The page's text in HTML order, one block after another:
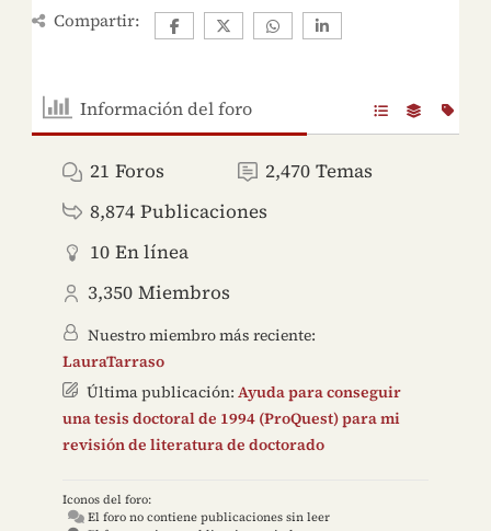
Compartir:
Información del foro
21 Foros 2,470 Temas
8,874 Publicaciones
10 En línea
3,350 Miembros
Nuestro miembro más reciente:
LauraTarraso
Última publicación: Ayuda para conseguir
una tesis doctoral de 1994 (ProQuest) para mi
revisión de literatura de doctorado
Iconos del foro:
El foro no contiene publicaciones sin leer